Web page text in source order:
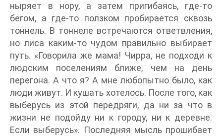
ныряет в нору, а затем пригибаясь, где-то
бегом, а где-то ползком пробирается сквозь
тоннель. В тоннеле встречаются ответвления,
но лиса каким-то чудом правильно выбирает
путь. «Говорила же мама! Чирра, не подходи к
людским поселениям ближе, чем на день
перегона. А что я? А мне любопытно было, как
люди живут. И кушать хотелось. После того, как
выберусь из этой передряги, да ни за что в
жизни не подойду ни к городу, ни к деревне.
Если выберусь». Последняя мысль прошибает